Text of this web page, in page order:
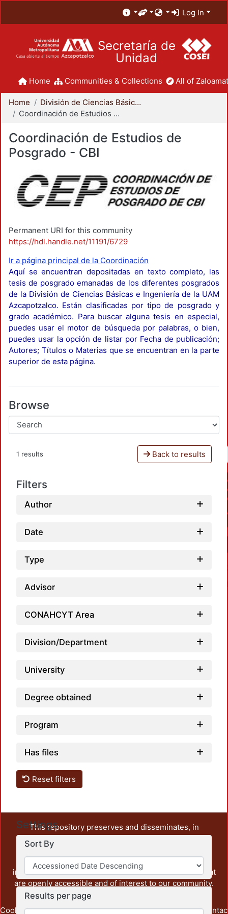
Log In
Secretaría de
Unidad
Home Communities & Collections All of
Home
División de Ciencias Básicas e Ingeniería
Coordinación de Estudios de Posgrado - CBI
Coordinación de Estudios de
Posgrado - CBI
Permanent URI for this community
https://hdl.handle.net/11191/6729
Ir a página principal de la Coordinación
Aquí se encuentran depositadas en texto completo, las
tesis de posgrado emanadas de los diferentes posgrados
de la División de Ciencias Básicas e Ingeniería de la UAM
Azcapotzalco. Están clasificadas por tipo de posgrado y
grado académico. Para buscar alguna tesis en especial,
puedes usar el motor de búsqueda por palabras, o bien,
puedes usar la opción de listar por Fecha de publicación;
Autores; Títulos o Materias que se encuentran en la parte
superior de esta página.
Browse
1 results Back to results
Filters
Author
Date
Type
Advisor
CONAHCYT Area
Division/Department
University
Degree obtained
Program
Has files
Reset filters
Settings
Sort By
Results per page
This repository preserves and disseminates, in
unrestricted open access, the teaching and research
output of UAM Azcapotzalco. It also includes some
administrative and graphic documents from the
institution, as well as content from other institutions that
are openly accessible and of interest to our community.
Cookie Privacy End User Send